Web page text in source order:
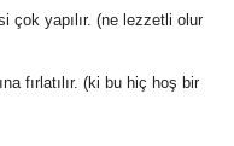
çok yapılır. (ne lezzetli olur
fırlatılır. (ki bu hiç hoş bir